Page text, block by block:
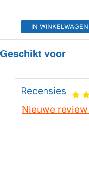
IN WINKELWAGEN
Geschikt voor
Recensies
Nieuwe